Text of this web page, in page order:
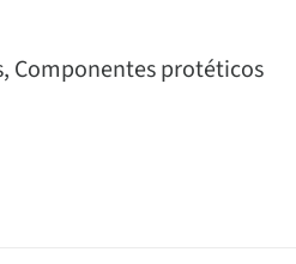
Componentes protéticos